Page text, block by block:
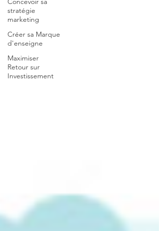
stratégie
marketing
Créer sa Marque
d'enseigne
Maximiser
Retour sur
Investissement